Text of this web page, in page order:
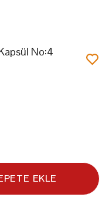
No:4
EKLE